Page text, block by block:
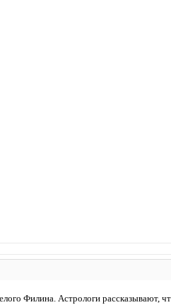
Филина. Астрологи рассказывают,